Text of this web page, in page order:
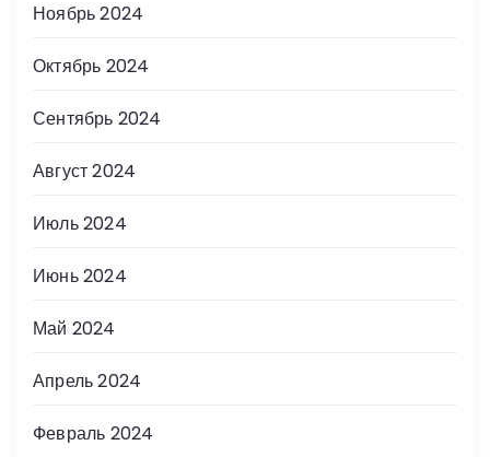
Ноябрь 2024
Октябрь 2024
Сентябрь 2024
Август 2024
Июль 2024
Июнь 2024
Май 2024
Апрель 2024
Февраль 2024